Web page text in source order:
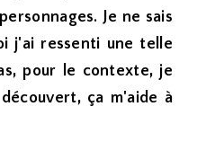
Je ne sais
j'ai ressenti une telle
pour le contexte, je
ça m'aide à